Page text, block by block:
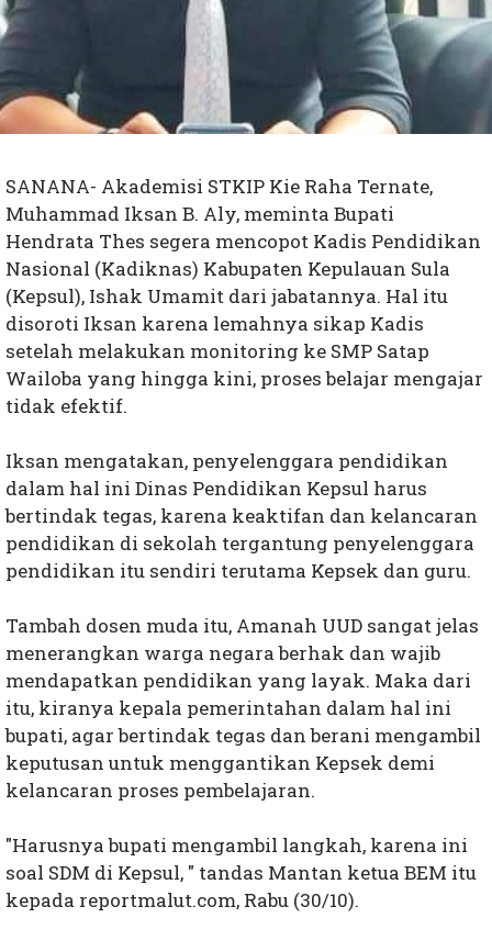
SANANA- Akademisi STKIP Kie Raha Ternate,
Muhammad Iksan B. Aly, meminta Bupati
Hendrata Thes segera mencopot Kadis Pendidikan
Nasional (Kadiknas) Kabupaten Kepulauan Sula
(Kepsul), Ishak Umamit dari jabatannya. Hal itu
disoroti Iksan karena lemahnya sikap Kadis
setelah melakukan monitoring ke SMP Satap
Wailoba yang hingga kini, proses belajar mengajar
tidak efektif.
Iksan mengatakan, penyelenggara pendidikan
dalam hal ini Dinas Pendidikan Kepsul harus
bertindak tegas, karena keaktifan dan kelancaran
pendidikan di sekolah tergantung penyelenggara
pendidikan itu sendiri terutama Kepsek dan guru.
Tambah dosen muda itu, Amanah UUD sangat jelas
menerangkan warga negara berhak dan wajib
mendapatkan pendidikan yang layak. Maka dari
itu, kiranya kepala pemerintahan dalam hal ini
bupati, agar bertindak tegas dan berani mengambil
keputusan untuk menggantikan Kepsek demi
kelancaran proses pembelajaran.
"Harusnya bupati mengambil langkah, karena ini
soal SDM di Kepsul, " tandas Mantan ketua BEM itu
kepada reportmalut.com, Rabu (30/10).